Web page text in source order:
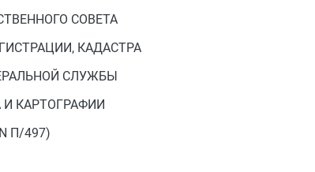
СОВЕТА
КАДАСТРА
СЛУЖБЫ
И КАРТОГРАФИИ
П/497)